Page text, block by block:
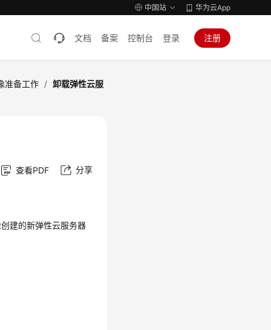
中国站 华为云App
文档 备案 控制台 登录 注册
准备工作 / 卸载弹性云服
查看PDF 分享
建的新弹性云服务器